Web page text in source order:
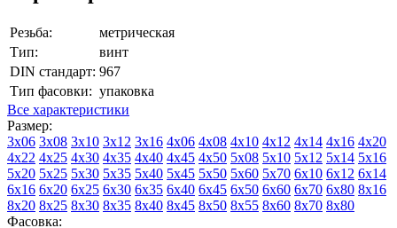
Резьба:
метрическая
Тип:
винт
DIN стандарт: 967
Тип фасовки: упаковка
Все характеристики
Размер:
3х06 3х08 3х10 3х12 3х16 4х06 4х08 4х10 4х12 4х14 4х16 4х20
4х22 4х25 4х30 4х35 4х40 4х45 4х50 5х08 5х10 5х12 5х14 5х16
5х20 5х25 5х30 5х35 5х40 5х45 5х50 5х60 5х70 6х10 6х12 6х14
6х16 6х20 6х25 6х30 6х35 6х40 6х45 6х50 6х60 6х70 6х80 8х16
8х20 8х25 8х30 8х35 8х40 8х45 8х50 8х55 8х60 8х70 8х80
Фасовка: